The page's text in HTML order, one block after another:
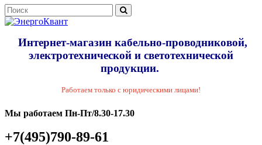
Интернет-магазин кабельно-проводниковой,
электротехнической и светотехнической
продукции.
Работаем только с юридическими лицами!
Мы работаем Пн-Пт/8.30-17.30
+7(495)790-89-61